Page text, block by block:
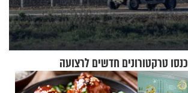
טרקטורונים חדשים לרצועה